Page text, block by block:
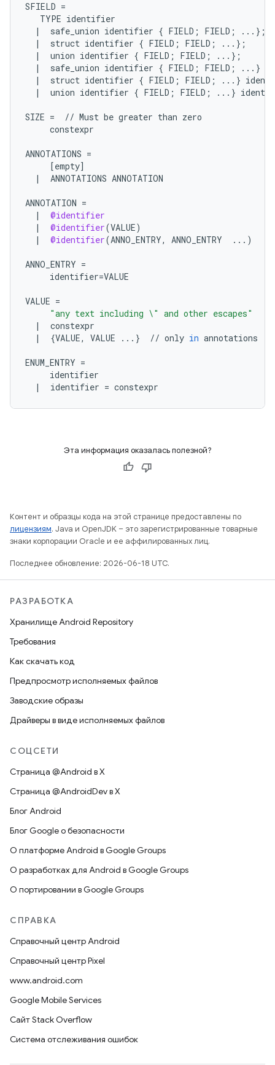
SFIELD =
TYPE identifier
|
safe_union identifier { FIELD ; FIELD ; ... };
|
struct identifier { FIELD ; FIELD ; ... };
|
union identifier { FIELD ; FIELD ; ... };
|
safe_union identifier { FIELD ; FIELD ; ... }
|
struct identifier { FIELD ; FIELD ; ... }
|
union identifier { FIELD ; FIELD ; ... }
SIZE = // Must be greater than zero
constexpr
ANNOTATIONS =
[empty]
|
ANNOTATIONS ANNOTATION
ANNOTATION =
|
@identifier
|
@identifier(VALUE)
|
@identifier(ANNO_ENTRY, ANNO_ENTRY ... )
ANNO_ENTRY =
identifier=VALUE
VALUE =
"any text including \" and other escapes"
|
constexpr
|
{VALUE, VALUE ... } // only in annotations
ENUM_ENTRY =
identifier
|
identifier = constexpr
Эта информация оказалась полезной?
Контент и образцы кода на этой странице предоставлены по
лицензиям. Java и OpenJDK – это зарегистрированные товарные
знаки корпорации Oracle и ее аффилированных лиц.
Последнее обновление: 2026-06-18 UTC.
РАЗРАБОТКА
Хранилище Android Repository
Требования
Как скачать код
Предпросмотр исполняемых файлов
Заводские образы
Драйверы в виде исполняемых файлов
СОЦСЕТИ
Страница @Android в X
Страница @AndroidDev в X
Блог Android
Блог Google о безопасности
О платформе Android в Google Groups
О разработках для Android в Google Groups
О портировании в Google Groups
СПРАВКА
Справочный центр Android
Справочный центр Pixel
www.android.com
Google Mobile Services
Сайт Stack Overflow
Система отслеживания ошибок